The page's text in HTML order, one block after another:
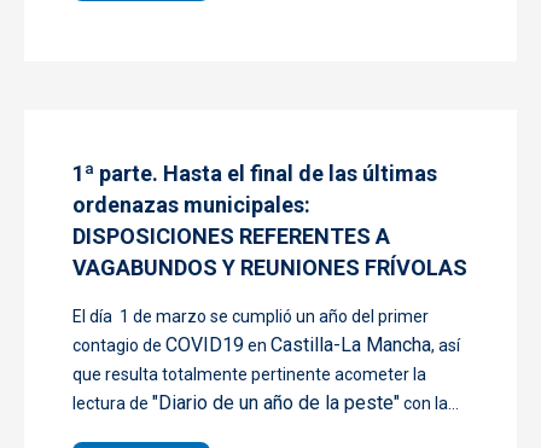
1ª parte. Hasta el final de las últimas
ordenazas municipales:
DISPOSICIONES REFERENTES A
VAGABUNDOS Y REUNIONES FRÍVOLAS
El día 1 de marzo se cumplió un año del primer
contagio de COVID19en Castilla-La Mancha, así
que resulta totalmente pertinente acometer la
lectura de "Diario de un año de la peste"con la...